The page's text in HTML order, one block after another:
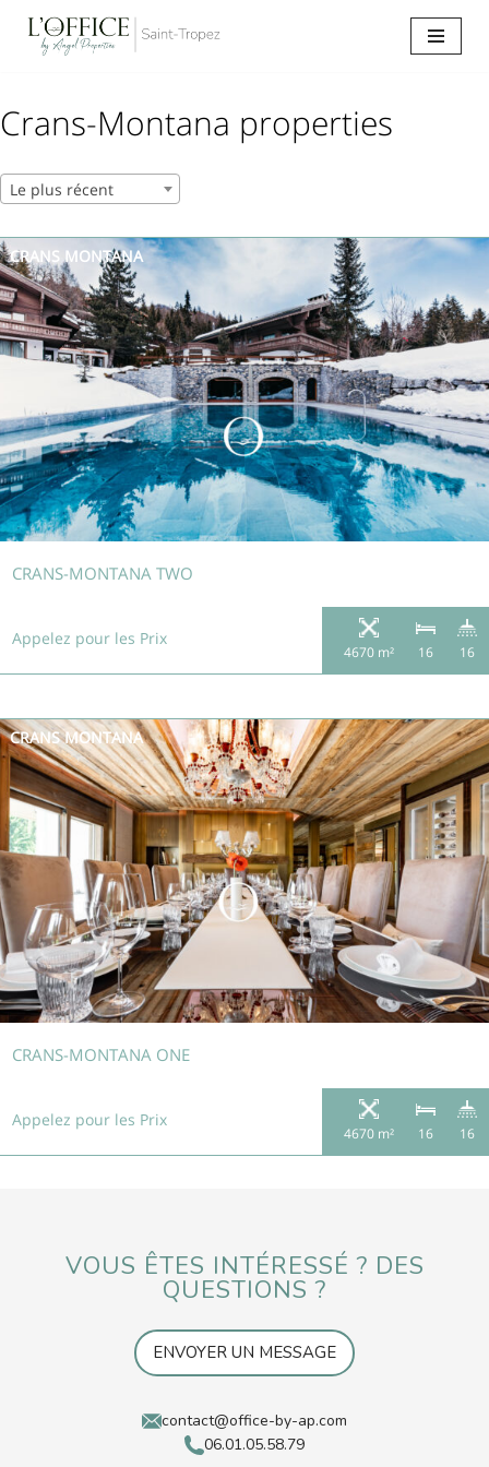
Aller
contenu
Crans-Montana properties
Le plus récent
CRANS MONTANA
CRANS-MONTANA TWO
Appelez pour les Prix
4670 m² 16 16
CRANS MONTANA
CRANS-MONTANA ONE
Appelez pour les Prix
4670 m² 16 16
VOUS ÊTES INTÉRESSÉ ? DES
QUESTIONS ?
ENVOYER UN MESSAGE
contact@office-by-ap.com
06.01.05.58.79